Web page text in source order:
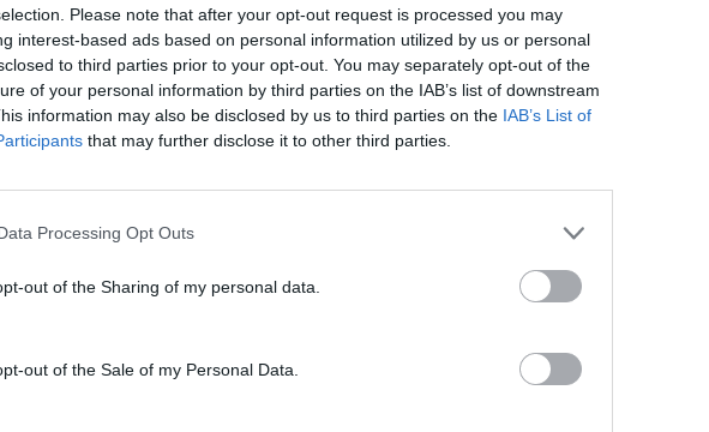
Please note that after your opt-out request is processed you may
interest-based ads based on personal information utilized by us or personal
to third parties prior to your opt-out. You may separately opt-out of the
of your personal information by third parties on the IAB’s list of downstream
information may also be disclosed by us to third parties on the IAB’s List of
that may further disclose it to other third parties.
Processing Opt Outs
out of the Sharing of my personal data.
out of the Sale of my Personal Data.
Διορισμοί
εκπαιδευτικών 2026:
Πότε βγαίνουν τα
ονόματα και τι
ΑΣΕΠ 6Κ/2026:
Τελευταία μέρα για
315 μόνιμες
φορείς του
Δημοσίου ζητούν